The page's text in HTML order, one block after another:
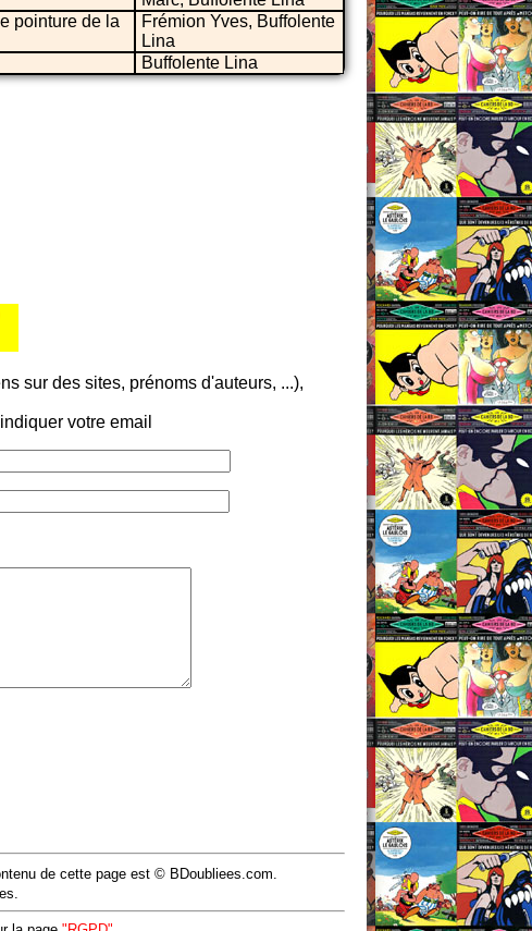
pointure de la
Frémion Yves, Buffolente
Lina
Buffolente Lina
sur des sites, prénoms d'auteurs, ...),
votre email
de cette page est © BDoubliees.com.